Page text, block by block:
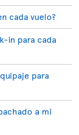
cada vuelo?
in para cada
para
a mi